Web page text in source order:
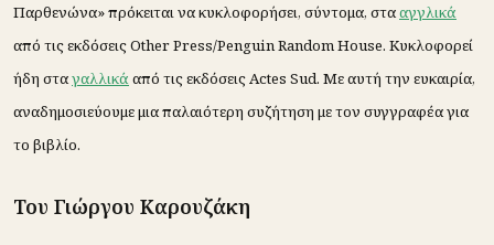
Παρθενώνα» πρόκειται να κυκλοφορήσει, σύντομα, στααγγλικά
από τις εκδόσεις Other Press/Penguin Random House. Κυκλοφορεί
ήδη σταγαλλικά από τις εκδόσεις Actes Sud. Με αυτή την ευκαιρία,
αναδημοσιεύουμε μια παλαιότερη συζήτηση με τον συγγραφέα για
το βιβλίο.
Του Γιώργου Καρουζάκη